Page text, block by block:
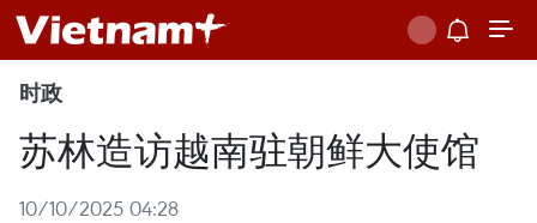
时政
苏林造访越南驻朝鲜大使馆
10/10/2025 04:28